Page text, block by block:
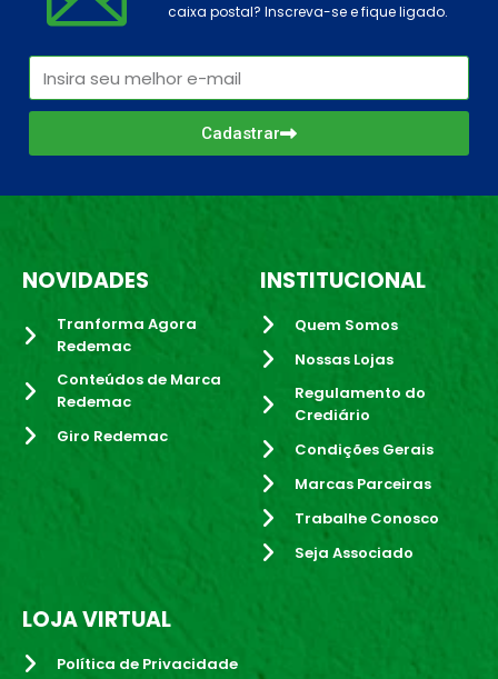
caixa postal? Inscreva-se e fique ligado.
Cadastrar
NOVIDADES
Tranforma Agora
Redemac
Conteúdos de Marca
Redemac
Giro Redemac
INSTITUCIONAL
Quem Somos
Nossas Lojas
Regulamento do
Crediário
Condições Gerais
Marcas Parceiras
Trabalhe Conosco
Seja Associado
LOJA VIRTUAL
Política de Privacidade